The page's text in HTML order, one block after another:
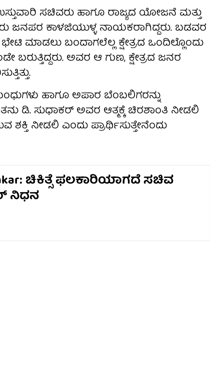
ಸಚಿವರು ಹಾಗೂ ರಾಜ್ಯದ ಯೋಜನೆ ಮತ್ತು
ಜನಪರ ಕಾಳಜಿಯುಳ್ಳ ನಾಯಕರಾಗಿದ್ದರು. ಬಡವರ
ಮಾಡಲು ಬಂದಾಗಲೆಲ್ಲ ಕ್ಷೇತ್ರದ ಒಂದಿಲ್ಲೊಂದು
ಅವರ ಆ ಗುಣ, ಕ್ಷೇತ್ರದ ಜನರ
ಹಾಗೂ ಅಪಾರ ಬೆಂಬಲಿಗರನ್ನು
ಡಿ. ಸುಧಾಕರ್ ಅವರ ಆತ್ಮಕ್ಕೆ ಚಿರಶಾಂತಿ ನೀಡಲಿ
ನೀಡಲಿ ಎಂದು ಪ್ರಾರ್ಥಿಸುತ್ತೇನೆಂದು
ಚಿಕಿತ್ಸೆ ಫಲಕಾರಿಯಾಗದೆ ಸಚಿವ
ನಿಧನ